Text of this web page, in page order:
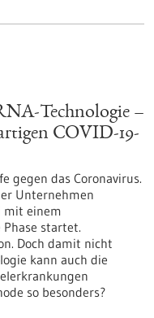
Technologie –
COVID-19-
gegen das Coronavirus.
Unternehmen
mit einem
startet.
Doch damit nicht
kann auch die
so besonders?